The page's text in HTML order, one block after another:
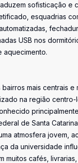
sofisticação e
esquadrias
USB nos
aquecimento.
mais centrais e
na região centro-
de Santa
atmosfera jovem,
da universidade
muitos cafés,